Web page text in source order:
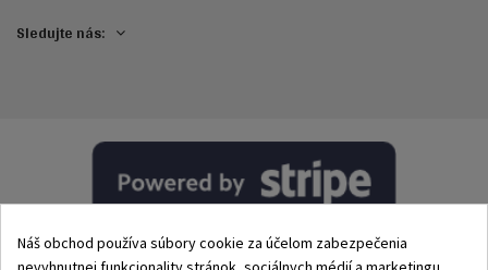
Sledujte nás:
Náš obchod používa súbory cookie za účelom zabezpečenia